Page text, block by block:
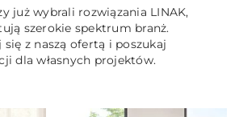
już wybrali rozwiązania LINAK,
szerokie spektrum branż.
się z naszą ofertą i poszukaj
dla własnych projektów.